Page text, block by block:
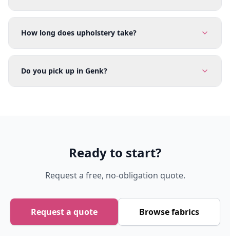
How long does upholstery take?
Do you pick up in Genk?
Ready to start?
Request a free, no-obligation quote.
Request a quote Browse fabrics